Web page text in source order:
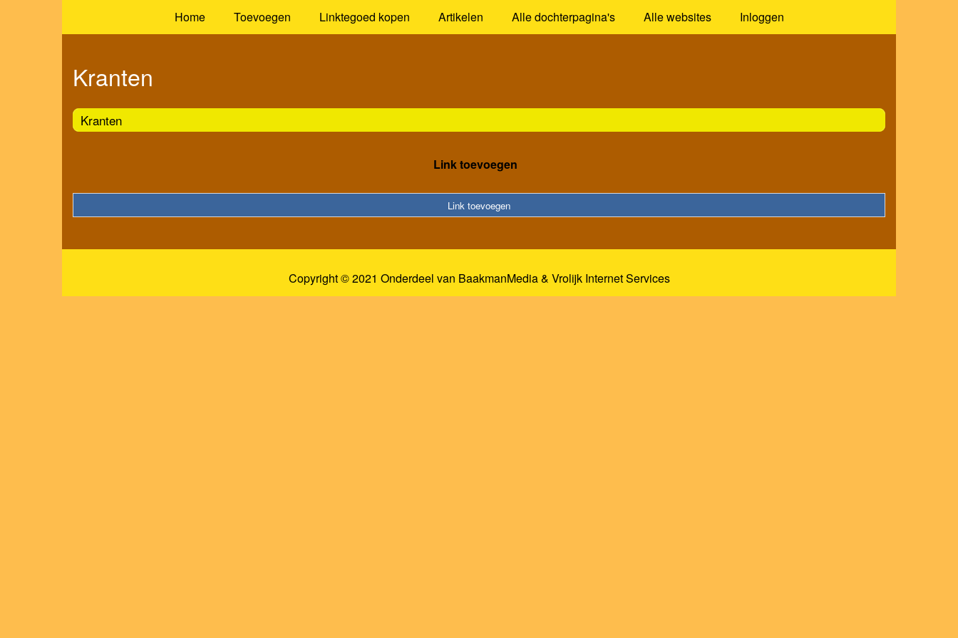
Home Toevoegen Linktegoed kopen Artikelen Alle dochterpagina's Alle websites Inloggen
Kranten
Kranten
Link toevoegen
Link toevoegen
Copyright © 2021 Onderdeel van BaakmanMedia& Vrolijk Internet Services